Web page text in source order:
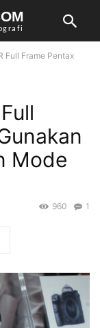
Full Frame Pentax
Mode
1
960